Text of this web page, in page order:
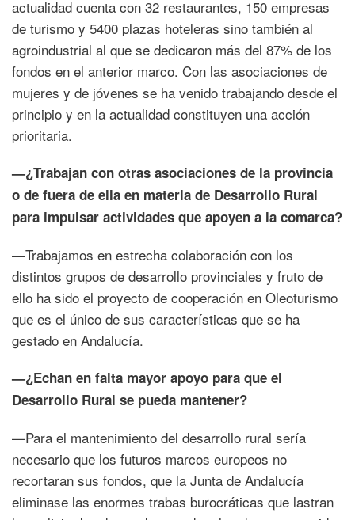
actualidad cuenta con 32 restaurantes, 150 empresas
de turismo y 5400 plazas hoteleras sino también al
agroindustrial al que se dedicaron más del 87% de los
fondos en el anterior marco. Con las asociaciones de
mujeres y de jóvenes se ha venido trabajando desde el
principio y en la actualidad constituyen una acción
prioritaria.
—¿Trabajan con otras asociaciones de la provincia
o de fuera de ella en materia de Desarrollo Rural
para impulsar actividades que apoyen a la comarca?
—Trabajamos en estrecha colaboración con los
distintos grupos de desarrollo provinciales y fruto de
ello ha sido el proyecto de cooperación en Oleoturismo
que es el único de sus características que se ha
gestado en Andalucía.
—¿Echan en falta mayor apoyo para que el
Desarrollo Rural se pueda mantener?
—Para el mantenimiento del desarrollo rural sería
necesario que los futuros marcos europeos no
recortaran sus fondos, que la Junta de Andalucía
eliminase las enormes trabas burocráticas que lastran